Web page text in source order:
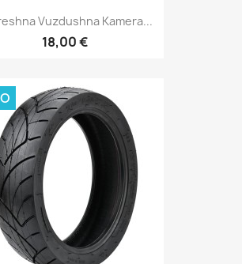
Vuzdushna Kamera...
18,00 €